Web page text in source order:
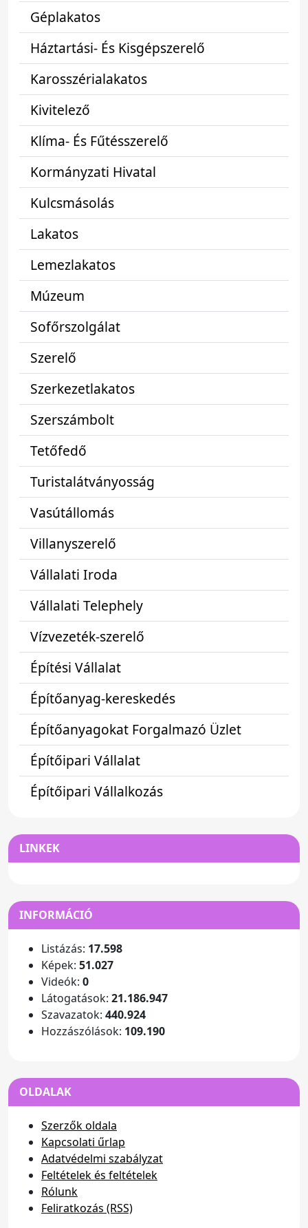
Géplakatos
Háztartási- És Kisgépszerelő
Karosszérialakatos
Kivitelező
Klíma- És Fűtésszerelő
Kormányzati Hivatal
Kulcsmásolás
Lakatos
Lemezlakatos
Múzeum
Sofőrszolgálat
Szerelő
Szerkezetlakatos
Szerszámbolt
Tetőfedő
Turistalátványosság
Vasútállomás
Villanyszerelő
Vállalati Iroda
Vállalati Telephely
Vízvezeték-szerelő
Építési Vállalat
Építőanyag-kereskedés
Építőanyagokat Forgalmazó Üzlet
Építőipari Vállalat
Építőipari Vállalkozás
LINKEK
INFORMÁCIÓ
Listázás: 17.598
Képek: 51.027
Videók: 0
Látogatások: 21.186.947
Szavazatok: 440.924
Hozzászólások: 109.190
OLDALAK
Szerzők oldala
Kapcsolati űrlap
Adatvédelmi szabályzat
Feltételek és feltételek
Rólunk
Feliratkozás (RSS)